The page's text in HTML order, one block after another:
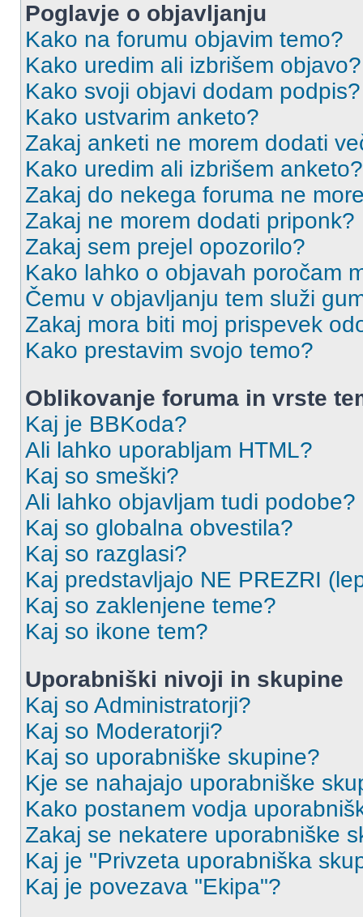
Poglavje o objavljanju
Kako na forumu objavim temo?
Kako uredim ali izbrišem objavo?
Kako svoji objavi dodam podpis?
Kako ustvarim anketo?
Zakaj anketi ne morem dodati
Kako uredim ali izbrišem anketo?
Zakaj do nekega foruma ne
Zakaj ne morem dodati priponk?
Zakaj sem prejel opozorilo?
Kako lahko o objavah poročam
Čemu v objavljanju tem služi
Zakaj mora biti moj prispevek
Kako prestavim svojo temo?
Oblikovanje foruma in vrste
Kaj je BBKoda?
Ali lahko uporabljam HTML?
Kaj so smeški?
Ali lahko objavljam tudi podobe?
Kaj so globalna obvestila?
Kaj so razglasi?
Kaj predstavljajo NE PREZRI
Kaj so zaklenjene teme?
Kaj so ikone tem?
Uporabniški nivoji in skupine
Kaj so Administratorji?
Kaj so Moderatorji?
Kaj so uporabniške skupine?
Kje se nahajajo uporabniške
Kako postanem vodja
Zakaj se nekatere uporabniške
Kaj je "Privzeta uporabniška
Kaj je povezava "Ekipa"?